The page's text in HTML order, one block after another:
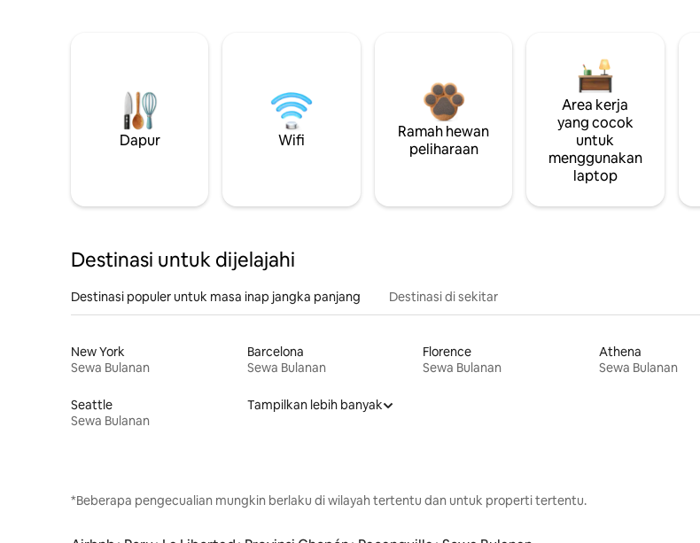
Dapur Wifi
Ramah hewan
peliharaan
Area kerja
yang cocok
untuk
menggunakan
laptop
Destinasi untuk dijelajahi
Destinasi populer untuk masa inap jangka panjang Destinasi di sekitar
New York
Sewa Bulanan
Barcelona
Sewa Bulanan
Florence
Sewa Bulanan
Athena
Sewa Bulanan
Seattle
Sewa Bulanan
Tampilkan lebih banyak
*Beberapa pengecualian mungkin berlaku di wilayah tertentu dan untuk properti tertentu.